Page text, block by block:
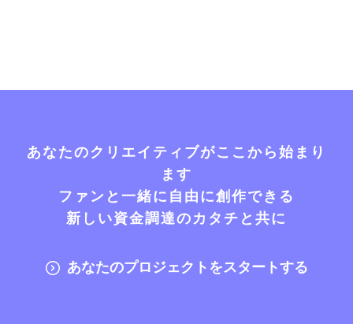
あなたのクリエイティブがここから始まり
ます
ファンと一緒に自由に創作できる
新しい資金調達のカタチと共に
あなたのプロジェクトをスタートする